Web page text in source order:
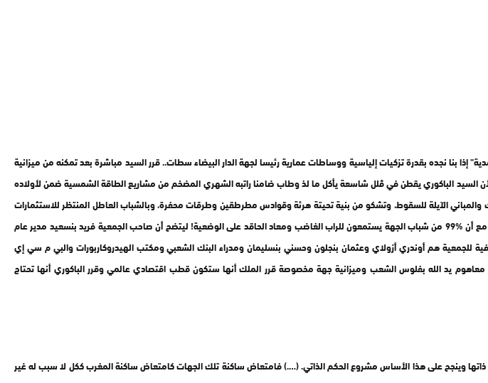
بنا نجده بقدرة تزكيات إلياسية ووساطات عمارية رئيسا لجهة الدار البيضاء سطات.. قرر السيد مباشرة بعد تمكنه من ميزانية
بمبلغ 5 مليون درهم سنويا لإحياء سهرتين في العام..! لأن السيد الباكوري يقطن في ڤلل شاسعة يأكل ما لذ وطاب ضامنا راتبه الشهري المضخم من مشاريع الطاقة الشمسية ضمن لأولاده
والمباني الآيلة للسقوط، وتشكو من بنية تحيتة هرئة وقوادس مطرطقين وطرقات محفرة، وبالشباب العاطل المنتظر للاستثمارات
وفرص الشغل ليضمن لنفسه وأسره لقمة عيش كريمة ـ قرر الباكوري أن يطلق في جهة كازا وسطات السامفونيات ياسيدي.. .. مع أن %99 من شباب الجهة يستمعون للراب الغاضب ومعاد الحاقد على الوضعية! ليتضح أن صاحب الجمعية فريد بنسعيد مدير عام
للجمعية هم أوندري أزولاي وعثمان بنجلون وحسني بنسليمان ومدراء البنك الشعبي ومكتب الهيدروكاربورات والبي م سي إي
يد الله بفلوس الشعب وميزانية جهة مخصوصة قرر الملك أنها ستكون قطب اقتصادي عالمي وقرر الباكوري أنها تحتاج
ذاتها وينجح على هذا الأساس مشروع الحكم الذاتي. (….) فامتعاض ساكنة تلك الجهات كامتعاض ساكنة المغرب ككل لا سبب له غير